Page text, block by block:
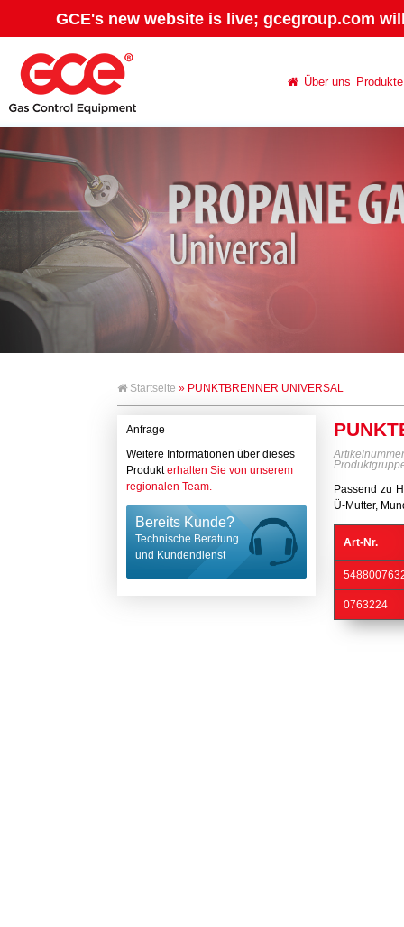
GCE's new website is live; gcegroup.com
Über uns Produkte
Startseite » PUNKTBRENNER UNIVERSAL
Anfrage
Weitere Informationen über dieses
Produkterhalten Sie von unserem
regionalen Team.
Bereits Kunde?
Technische Beratung
und Kundendienst
Artikelnummer
Passend zu
Ü-Mutter,
Art-Nr.
0763224